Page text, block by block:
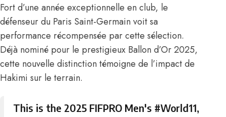
Fort d’une année exceptionnelle en club, le
défenseur du Paris Saint-Germain voit sa
performance récompensée par cette sélection.
Déjà nominé pour le prestigieux Ballon d’Or 2025,
cette nouvelle distinction témoigne de l’impact de
Hakimi sur le terrain.
This is the 2025 FIFPRO Men's #World11,